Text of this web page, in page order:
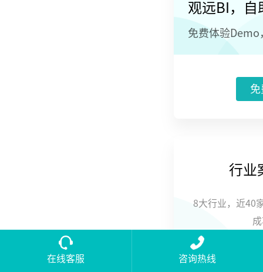
观远BI，自
免费体验Demo
免
行业
8大行业，近40
在线客服 咨询热线